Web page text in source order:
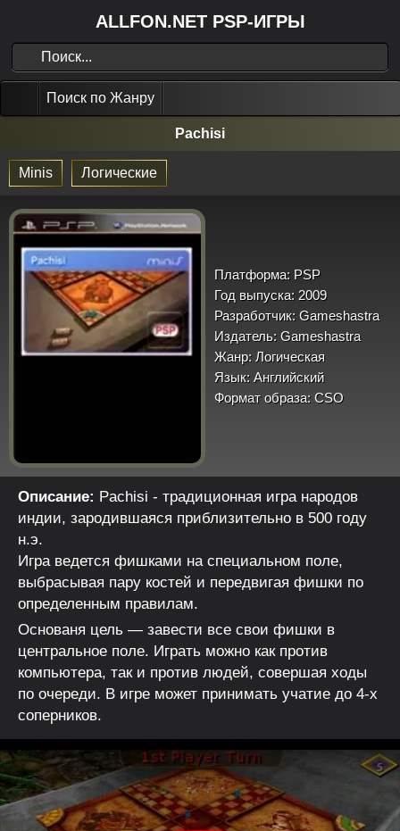
ALLFON.NET PSP-ИГРЫ
Поиск по Жанру
Pachisi
Minis Логические
Платформа: PSP
Год выпуска: 2009
Разработчик: Gameshastra
Издатель: Gameshastra
Жанр: Логическая
Язык: Английский
Формат образа: CSO
Описание: Pachisi - традиционная игра народов
индии, зародившаяся приблизительно в 500 году
н.э.
Игра ведется фишками на специальном поле,
выбрасывая пару костей и передвигая фишки по
определенным правилам.
Основаня цель — завести все свои фишки в
центральное поле. Играть можно как против
компьютера, так и против людей, совершая ходы
по очереди. В игре может принимать учатие до 4-х
соперников.